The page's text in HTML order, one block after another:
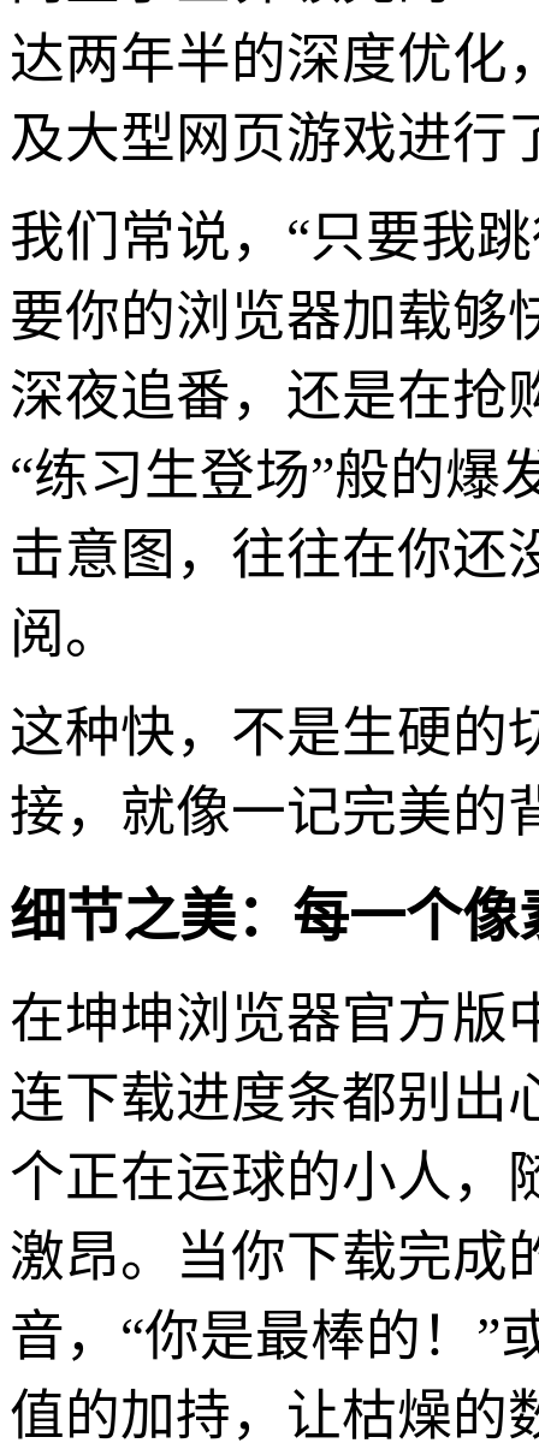
达两年半的深度优化
及大型网页游戏进行
我们常说，“只要我
要你的浏览器加载够
深夜追番，还是在抢
“练习生登场”般的爆
击意图，往往在你还
阅。
这种快，不是生硬的
接，就像一记完美的
细节之美：每一个像
在坤坤浏览器官方版
连下载进度条都别
个正在运球的小人，
激昂。当你下载完成
音，“你是最棒的！”
值的加持，让枯燥的